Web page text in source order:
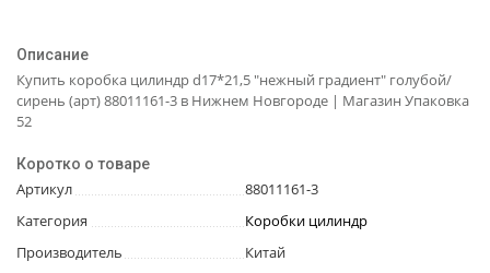
Описание
Купить коробка цилиндр d17*21,5 "нежный градиент" голубой/
сирень (арт) 88011161-3 в Нижнем Новгороде | Магазин Упаковка
52
Коротко о товаре
Артикул
88011161-3
Категория
Коробки цилиндр
Производитель
Китай